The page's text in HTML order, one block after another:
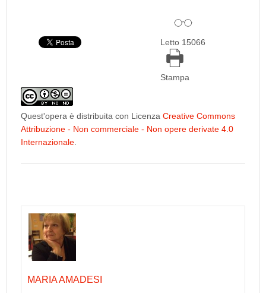
Letto 15066
Stampa
Quest'opera è distribuita con Licenza Creative Commons
Attribuzione - Non commerciale - Non opere derivate 4.0
Internazionale.
MARIA AMADESI